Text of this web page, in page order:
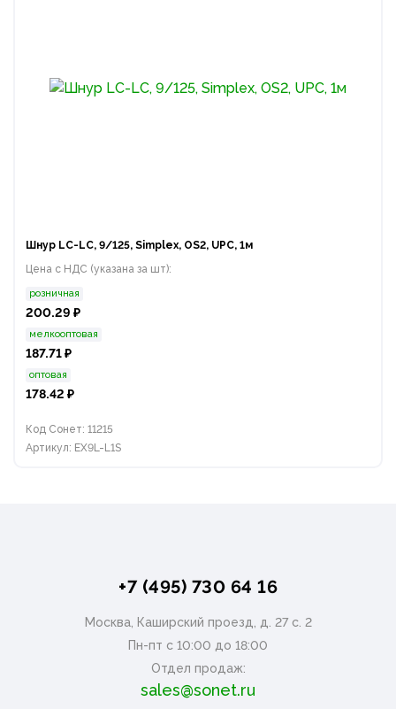
Шнур LC-LC, 9/125, Simplex, OS2, UPC, 1м
Цена с НДС (указана за шт):
розничная
200.29 ₽
мелкооптовая
187.71 ₽
оптовая
178.42 ₽
Код Сонет: 11215
Артикул: EX9L-L1S
+7 (495) 730 64 16
Москва, Каширский проезд, д. 27 с. 2
Пн-пт с 10:00 до 18:00
Отдел продаж:
sales@sonet.ru